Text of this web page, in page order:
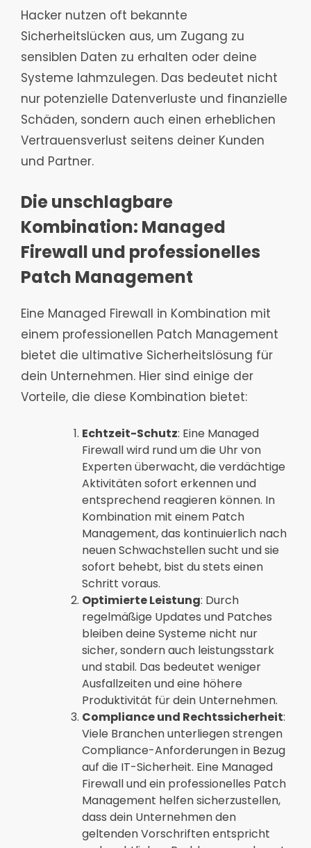
Hacker nutzen oft bekannte
Sicherheitslücken aus, um Zugang zu
sensiblen Daten zu erhalten oder deine
Systeme lahmzulegen. Das bedeutet nicht
nur potenzielle Datenverluste und finanzielle
Schäden, sondern auch einen erheblichen
Vertrauensverlust seitens deiner Kunden
und Partner.
Die unschlagbare
Kombination: Managed
Firewall und professionelles
Patch Management
Eine Managed Firewall in Kombination mit
einem professionellen Patch Management
bietet die ultimative Sicherheitslösung für
dein Unternehmen. Hier sind einige der
Vorteile, die diese Kombination bietet:
Echtzeit-Schutz: Eine Managed
Firewall wird rund um die Uhr von
Experten überwacht, die verdächtige
Aktivitäten sofort erkennen und
entsprechend reagieren können. In
Kombination mit einem Patch
Management, das kontinuierlich nach
neuen Schwachstellen sucht und sie
sofort behebt, bist du stets einen
Schritt voraus.
Optimierte Leistung: Durch
regelmäßige Updates und Patches
bleiben deine Systeme nicht nur
sicher, sondern auch leistungsstark
und stabil. Das bedeutet weniger
Ausfallzeiten und eine höhere
Produktivität für dein Unternehmen.
Compliance und Rechtssicherheit:
Viele Branchen unterliegen strengen
Compliance-Anforderungen in Bezug
auf die IT-Sicherheit. Eine Managed
Firewall und ein professionelles Patch
Management helfen sicherzustellen,
dass dein Unternehmen den
geltenden Vorschriften entspricht